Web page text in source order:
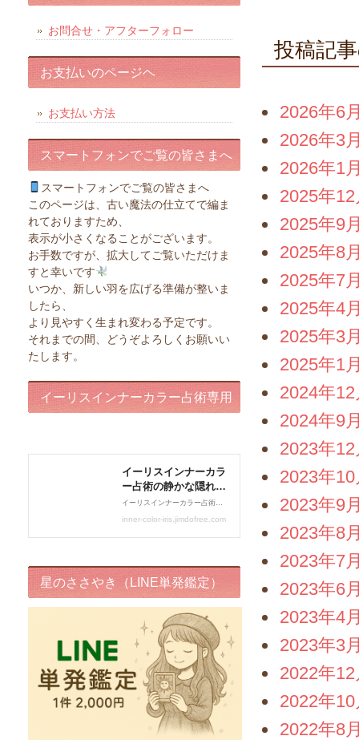
投稿記
2026年6
2026年3
2026年1
2025年12
2025年9
2025年8
2025年7
2025年4
2025年3
2025年1
2024年12
2024年9
2023年12
2023年10
2023年9
2023年8
2023年7
2023年6
2023年4
2023年3
2022年12
2022年10
2022年8
お問合せ・アフターフォロー
お支払いのページヘ
お支払い方法
スマートフォンでご覧の皆さまへ
スマートフォンでご覧の皆さまへ
このページは、古い魔法の仕立てで編ま
れておりますため、
表示が小さくなることがございます。
お手数ですが、拡大してご覧いただけま
すと幸いです
いつか、新しい羽を広げる準備が整いま
したら、
より見やすく生まれ変わる予定です。
それまでの間、どうぞよろしくお願いい
たします。
イーリスインナーカラー占術専用
星のささやき（LINE単発鑑定）